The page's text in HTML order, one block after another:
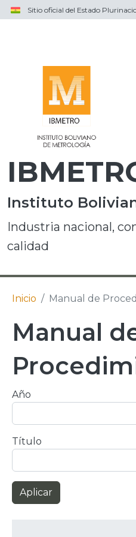
Pasar al contenido principal
Sitio oficial del Estado
Instituto
Industria nacional,
calidad
Inicio Manual de
Manual
Año
Título
Aplicar